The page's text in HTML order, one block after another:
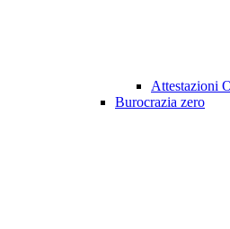
Attestazioni
Burocrazia zero